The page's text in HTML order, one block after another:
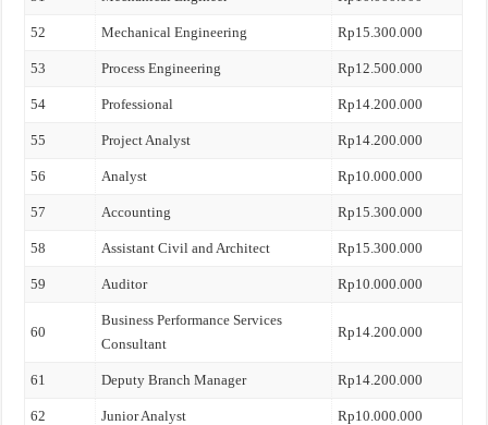
52 Mechanical Engineering Rp15.300.000
53 Process Engineering Rp12.500.000
54 Professional Rp14.200.000
55 Project Analyst Rp14.200.000
56 Analyst Rp10.000.000
57 Accounting Rp15.300.000
58 Assistant Civil and Architect Rp15.300.000
59 Auditor Rp10.000.000
60
Business Performance Services
Consultant
Rp14.200.000
61 Deputy Branch Manager Rp14.200.000
62 Junior Analyst Rp10.000.000